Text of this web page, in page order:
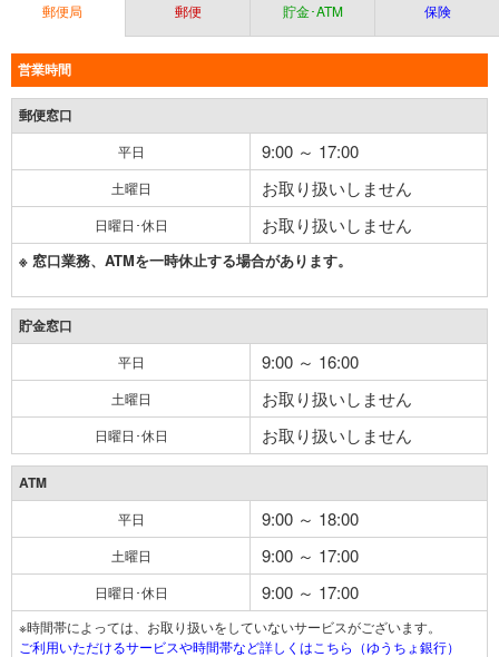
郵便局 郵便 貯金･ATM 保険
営業時間
郵便窓口
平日 9:00 ～ 17:00
土曜日 お取り扱いしません
日曜日･休日 お取り扱いしません
※ 窓口業務、ATMを一時休止する場合があります。
貯金窓口
平日 9:00 ～ 16:00
土曜日 お取り扱いしません
日曜日･休日 お取り扱いしません
ATM
平日 9:00 ～ 18:00
土曜日 9:00 ～ 17:00
日曜日･休日 9:00 ～ 17:00
※時間帯によっては、お取り扱いをしていないサービスがございます。
ご利用いただけるサービスや時間帯など詳しくはこちら（ゆうちょ銀行）